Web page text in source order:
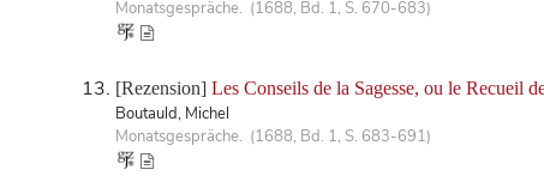
Monatsgespräche. (1688, Bd. 1, S. 670-683)
[Rezension] Les Conseils de la Sagesse, ou le Recueil
Boutauld, Michel
Monatsgespräche. (1688, Bd. 1, S. 683-691)